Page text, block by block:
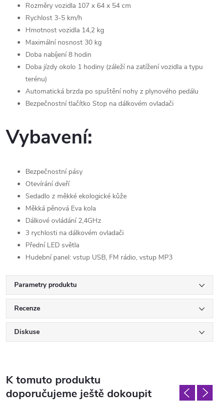
Rozměry vozidla 107 x 64 x 54 cm
Rychlost 3-5 km/h
Hmotnost vozidla 14,2 kg
Maximální nosnost 30 kg
Doba nabíjení 8 hodin
Doba jízdy okolo 1 hodiny (záleží na zatížení vozidla a typu
terénu)
Automatická brzda po spuštění nohy z plynového pedálu
Bezpečnostní tlačítko Stop na dálkovém ovladači
Vybavení:
Bezpečnostní pásy
Otevírání dveří
Sedadlo z měkké ekologické kůže
Měkká pěnová Eva kola
Dálkové ovládání 2,4GHz
3 rychlosti na dálkovém ovladači
Přední LED světla
Hudební panel: vstup USB, FM rádio, vstup MP3
Parametry produktu
Recenze
Diskuse
K tomuto produktu
doporučujeme ještě dokoupit